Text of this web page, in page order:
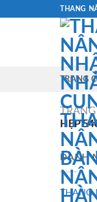
THANG
TRANG
HẸP
DANH
THANG